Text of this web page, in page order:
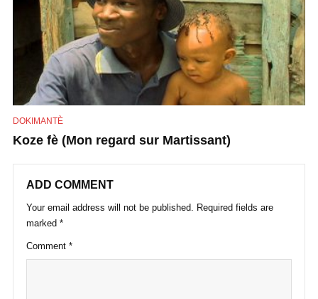
DOKIMANTÈ
Koze fè (Mon regard sur Martissant)
ADD COMMENT
Your email address will not be published. Required fields are
marked *
Comment *